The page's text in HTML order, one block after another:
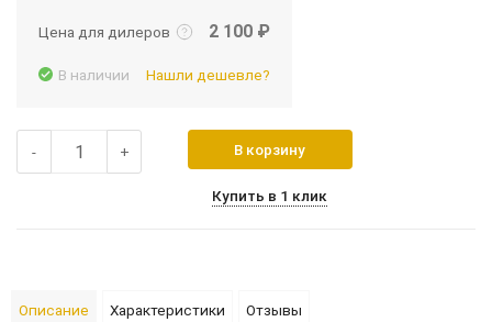
Цена для дилеров 2 100 ₽
В наличии Нашли дешевле?
- + В корзину
Купить в 1 клик
Описание Характеристики Отзывы